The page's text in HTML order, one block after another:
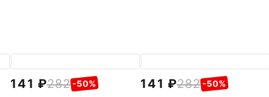
141 282 -50% 141 282 -50%